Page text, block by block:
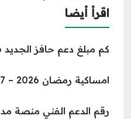
اقرأ أيضا
كم مبلغ دعم حافز الجديد 1446
امساكية رمضان 2026 – 1447 الخبر pdf
رقم الدعم الفني منصة